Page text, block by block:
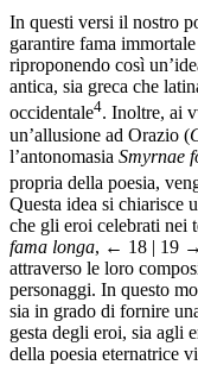
In questi versi il nostro
garantire fama
riproponendo così
antica, sia greca che
occidentale4. Inoltre, ai
un’allusione ad Orazio (
l’antonomasia Smyrnae
propria della poesia,
Questa idea si chiarisce
che gli eroi celebrati nei
fama longa, ← 18 | 19 →
attraverso le loro
personaggi. In questo
sia in grado di fornire
gesta degli eroi, sia agli
della poesia eternatrice